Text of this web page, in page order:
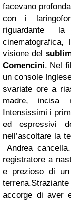
facevano
con i
riguardante
visione del
Comencini. Nel
un console
svariate ore a
madre, incisa
Intensissimi i
ed espressivi
nell’ascoltare la
Andrea
registratore a
e prezioso di
terrena.
accorge di aver